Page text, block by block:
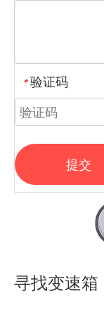
* 验证码
提交
寻找变速箱